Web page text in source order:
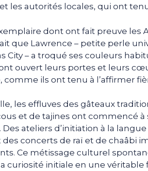
les autorités locales, qui ont
dont ont fait preuve les
que Lawrence – petite perle
City – a troqué ses couleurs
ouvert leurs portes et leurs
comme ils ont tenu à l’affirmer
les effluves des gâteaux
et de tajines ont commencé à
ateliers d’initiation à la
des concerts de raï et de chaâbi
Ce métissage culturel
curiosité initiale en une véritable